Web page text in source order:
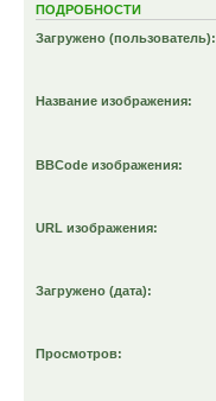
ПОДРОБНОСТИ
Загружено (пользователь):
Название изображения:
BBCode изображения:
URL изображения:
Загружено (дата):
Просмотров: